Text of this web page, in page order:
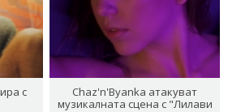
с
Chaz'n'Byanka атакуват
музикалната сцена с "Лилави